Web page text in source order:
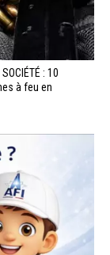
: 10
à feu en